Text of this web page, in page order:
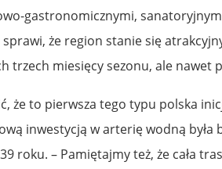
gastronomicznymi,
że region stanie się
trzech miesięcy sezonu, ale nawet
że to pierwsza tego typu polska
inwestycją w arterię wodną była
roku. – Pamiętajmy też, że cała